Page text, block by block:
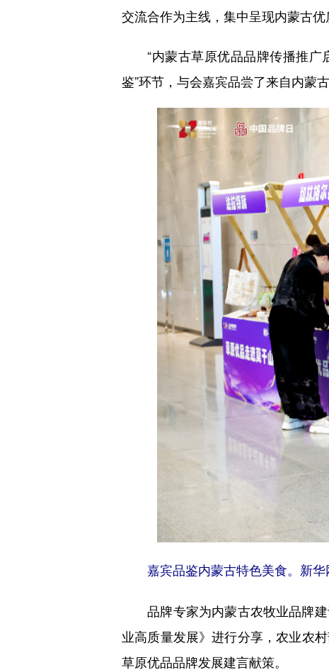
交流合作为主线，集中呈现内蒙古优
“内蒙古草原优品品牌传播推广
鉴”环节，与会嘉宾品尝了来自内蒙
嘉宾品鉴内蒙古特色美食。新华
品牌专家为内蒙古农牧业品牌建
业高质量发展》进行分享，农业农
草原优品品牌发展建言献策。